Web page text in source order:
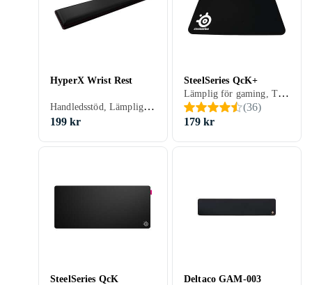
HyperX Wrist Rest
Handledsstöd, Lämplig för gaming, 467 mm
199 kr
SteelSeries QcK+
Lämplig för gaming, Tvättbar, 450 mm, 400 mm
(36)
179 kr
SteelSeries QcK
Deltaco GAM-003